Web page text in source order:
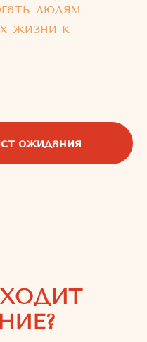
людям
жизни к
ожидания